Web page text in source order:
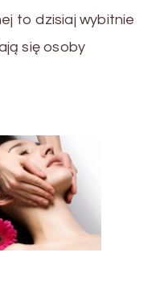
to dzisiaj wybitnie
się osoby